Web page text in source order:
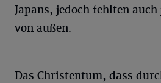
Japans, jedoch fehlten
von außen.
Das Christentum, dass